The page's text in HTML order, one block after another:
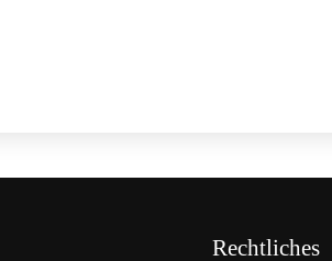
Rechtliches